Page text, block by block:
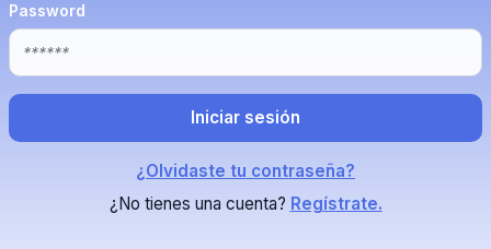
Password
¿Olvidaste tu contraseña?
¿No tienes una cuenta? Regístrate.